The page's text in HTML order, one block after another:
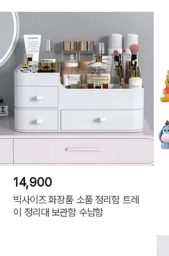
14,900
빅사이즈 화장품 소품 정리함 트레
이 정리대 보관함 수납함